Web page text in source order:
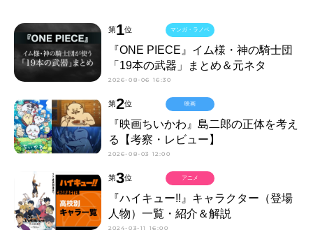
第1位
『ONE PIECE』イム様・神の騎士団
「19本の武器」まとめ＆元ネタ
2026-08-06 16:30
マンガ・ラノベ
第2位
『映画ちいかわ』島二郎の正体を考え
る【考察・レビュー】
2026-08-03 12:00
映画
第3位
『ハイキュー!!』キャラクター（登場
人物）一覧・紹介＆解説
2024-03-11 16:00
アニメ